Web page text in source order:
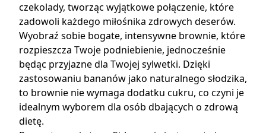
czekolady, tworząc wyjątkowe połączenie, które
zadowoli każdego miłośnika zdrowych deserów.
Wyobraź sobie bogate, intensywne brownie, które
rozpieszcza Twoje podniebienie, jednocześnie
będąc przyjazne dla Twojej sylwetki. Dzięki
zastosowaniu bananów jako naturalnego słodzika,
to brownie nie wymaga dodatku cukru, co czyni je
idealnym wyborem dla osób dbających o zdrową
dietę.